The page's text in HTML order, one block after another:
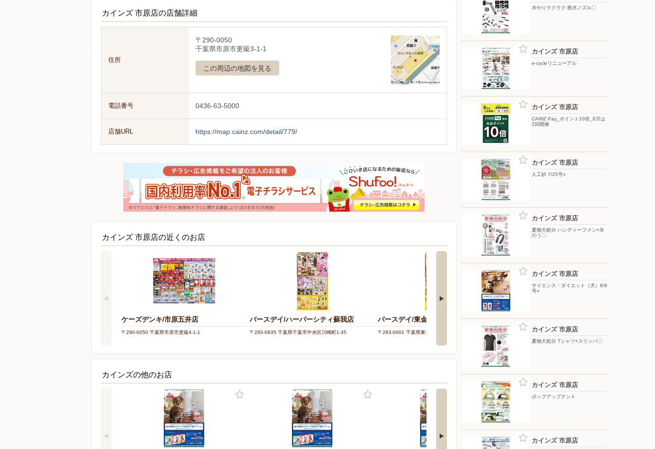
カインズ 市原店の店舗詳細
住所
〒290-0050
千葉県市原市更級3-1-1
この周辺の地図を見る
電話番号 0436-63-5000
店舗URL https://map.cainz.com/detail/779/
カインズ 市原店の近くのお店
ケーズデンキ/市原五井店
〒290-0050 千葉県市原市更級4-1-1
バースデイ/ハーバーシティ蘇我店
〒260-0835 千葉県千葉市中央区川崎町1-35
バースデイ/東金店
〒283-0001 千葉県東金市家之子455-1
ヤマダデンキ/テックランド千葉中央店
〒260-0825 千葉県千葉市中央区村田町893-791
カインズの他のお店
水やりラクラク 散水ノズル〇
カインズ 市原店
e-cycleリニューアル
カインズ 市原店
CAINZ Pay_ポイント10倍_8月は
2回開催
カインズ 市原店
人工砂 7/25号○
カインズ 市原店
夏物大処分 ハンディーファン+氷
のう〇
カインズ 市原店
サイエンス・ダイエット（犬）8/8
号○
カインズ 市原店
夏物大処分 Tシャツ+スリッパ〇
カインズ 市原店
ポップアップテント
カインズ 市原店